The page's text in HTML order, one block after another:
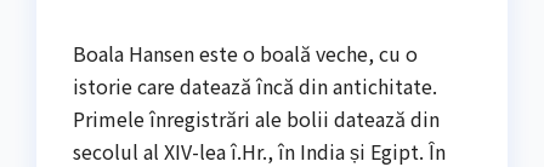
Boala Hansen este o boală veche, cu o
istorie care datează încă din antichitate.
Primele înregistrări ale bolii datează din
secolul al XIV-lea î.Hr., în India și Egipt. În